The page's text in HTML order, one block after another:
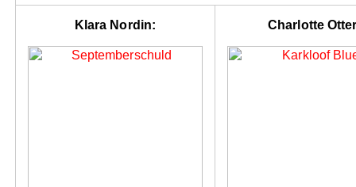
Klara Nordin: Charlotte